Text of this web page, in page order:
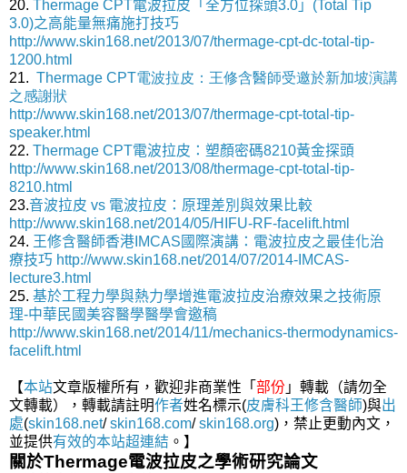
20. Thermage CPT電波拉皮「全方位探頭3.0」(Total Tip
3.0)之高能量無痛施打技巧
http://www.skin168.net/2013/07/thermage-cpt-dc-total-tip-
1200.html
21. Thermage CPT電波拉皮：王修含醫師受邀於新加坡演講
之感謝狀
http://www.skin168.net/2013/07/thermage-cpt-total-tip-
speaker.html
22. Thermage CPT電波拉皮：塑顏密碼8210黃金探頭
http://www.skin168.net/2013/08/thermage-cpt-total-tip-
8210.html
23.音波拉皮 vs 電波拉皮：原理差別與效果比較
http://www.skin168.net/2014/05/HIFU-RF-facelift.html
24. 王修含醫師香港IMCAS國際演講：電波拉皮之最佳化治
療技巧 http://www.skin168.net/2014/07/2014-IMCAS-
lecture3.html
25. 基於工程力學與熱力學增進電波拉皮治療效果之技術原
理-中華民國美容醫學醫學會邀稿
http://www.skin168.net/2014/11/mechanics-thermodynamics-
facelift.html
【本站文章版權所有，歡迎非商業性「 部份 」轉載（請勿全
文轉載），轉載請註明作者姓名標示(皮膚科王修含醫師)與出
處(skin168.net/skin168.com/skin168.org)，禁止更動內文，
並提供有效的本站超連結 。】
關於Thermage電波拉皮之學術研究論文